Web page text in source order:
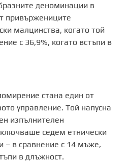
деноминации в
привържениците
малцинства, когато той
с 36,9%, когато встъпи в
стана един от
управление. Той напусна
изпълнителен
седем етнически
– в сравнение с 14 мъже,
в длъжност.